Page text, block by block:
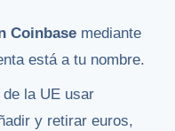
Coinbase mediante
está a tu nombre.
la UE usar
y retirar euros,